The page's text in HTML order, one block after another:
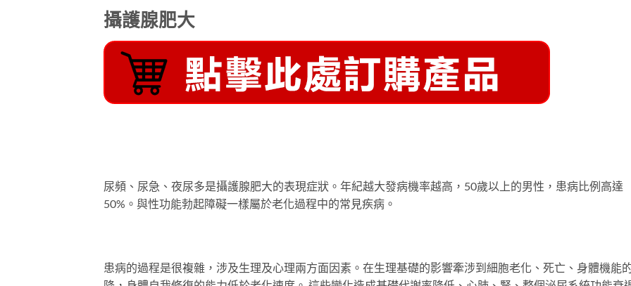
攝護腺肥大
尿頻、尿急、夜尿多是攝護腺肥大的表現症狀。年紀越大發病機率越高，50歲以上的男性，患病比例高達
50%。與性功能勃起障礙一樣屬於老化過程中的常見疾病。
患病的過程是很複雜，涉及生理及心理兩方面因素。在生理基礎的影響牽涉到細胞老化、死亡、身體機能